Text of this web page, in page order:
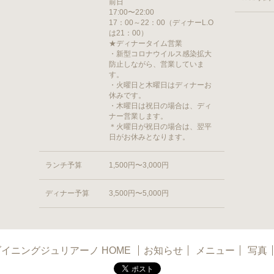
前日
17:00〜22:00
17：00～22：00（ディナーL.O
は21：00）
★ディナータイム営業
・新型コロナウイルス感染拡大
防止しながら、営業していま
す。
・火曜日と木曜日はディナーお
休みです。
・木曜日は祝日の場合は、ディ
ナー営業します。
＊火曜日が祝日の場合は、翌平
日がお休みとなります。
ランチ予算 1,500円〜3,000円
ディナー予算 3,500円〜5,000円
ニングジュリアーノ HOME お知らせ メニュー 写真